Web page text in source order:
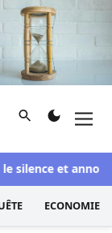
d'investigation
Rechercher
silence et
ECONOMIE